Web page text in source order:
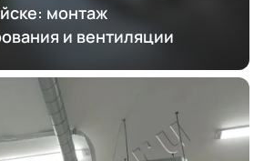
монтаж
и вентиляции